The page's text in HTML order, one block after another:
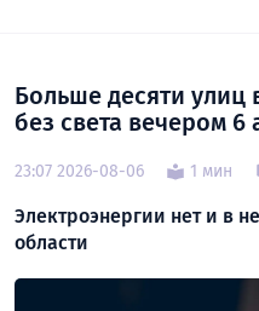
Больше десяти улиц
без света вечером 6
23:07 2026-08-06 1 мин
Электроэнергии нет и в
области